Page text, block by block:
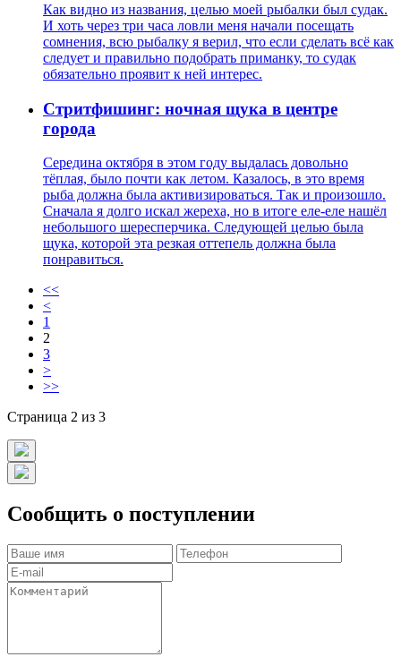
Как видно из названия, целью моей рыбалки был судак.
И хоть через три часа ловли меня начали посещать
сомнения, всю рыбалку я верил, что если сделать всё как
следует и правильно подобрать приманку, то судак
обязательно проявит к ней интерес.
Стритфишинг: ночная щука в центре
города
Середина октября в этом году выдалась довольно
тёплая, было почти как летом. Казалось, в это время
рыба должна была активизироваться. Так и произошло.
Сначала я долго искал жереха, но в итоге еле-еле нашёл
небольшого шересперчика. Следующей целью была
щука, которой эта резкая оттепель должна была
понравиться.
<<
<
1
2
3
>
>>
Страница 2 из 3
Сообщить о поступлении